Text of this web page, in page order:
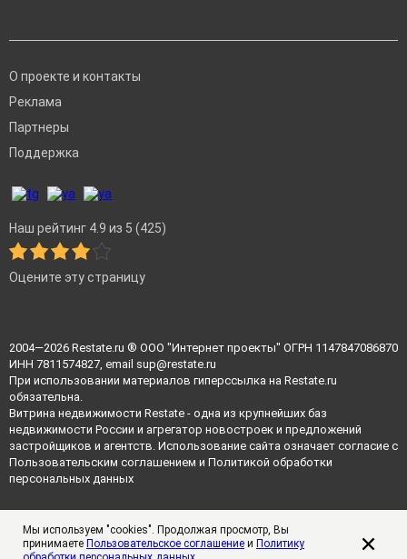
О проекте и контакты
Реклама
Партнеры
Поддержка
Наш рейтинг 4.9 из 5 (425)
Оцените эту страницу
2004—2026 Restate.ru ® ООО "Интернет проекты" ОГРН 1147847086870
ИНН 7811574827, email sup@restate.ru
При использовании материалов гиперссылка на Restate.ru
обязательна.
Витрина недвижимости Restate - одна из крупнейших баз
недвижимости России и агрегатор новостроек и предложений
застройщиков и агентств. Использование сайта означает согласие с
Пользовательским соглашением и Политикой обработки
персональных данных
Мы используем "cookies". Продолжая просмотр, Вы
принимаете Пользовательское соглашение и Политику